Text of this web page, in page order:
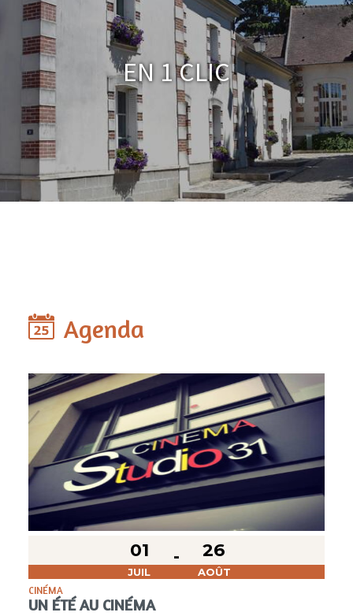
En 1 clic
Agenda
01
JUIL
26
AOÛT
CINÉMA
UN ÉTÉ AU CINÉMA